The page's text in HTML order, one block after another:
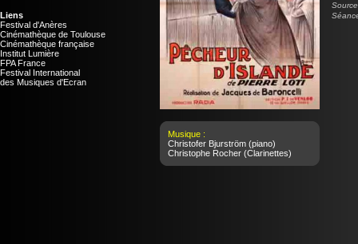
Liens
Festival d'Anères
Cinémathèque de Toulouse
Cinémathèque française
Institut Lumière
FPA France
Festival International
des Musiques d'Ecran
Musique :
Christofer Bjurström (piano)
Christophe Rocher (Clarinettes)